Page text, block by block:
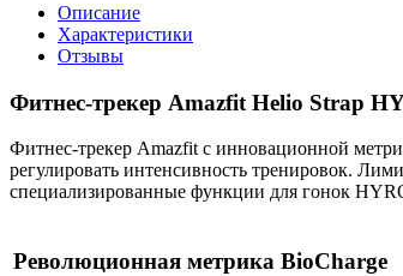
Описание
Характеристики
Отзывы
Фитнес-трекер Amazfit Helio Strap
Фитнес-трекер Amazfit с инновационной
регулировать интенсивность тренировок.
специализированные функции для гонок
Революционная метрика BioCharge